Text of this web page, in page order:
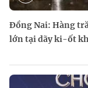
Đồng Nai: Hàng
lớn tại dãy ki-ốt